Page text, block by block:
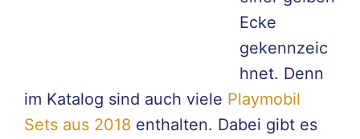
Ecke
gekennzeic
hnet. Denn
im Katalog sind auch viele Playmobil
Sets aus 2018 enthalten. Dabei gibt es